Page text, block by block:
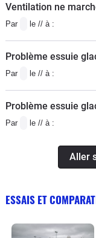
Ventilation ne
Par le // à :
Problème essuie
Par le // à :
Problème essuie
Par le // à :
Aller
ESSAIS ET